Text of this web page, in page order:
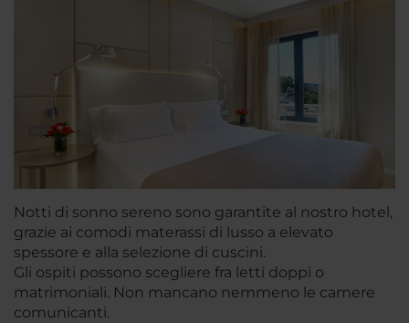
Notti di sonno sereno sono garantite al nostro hotel,
grazie ai comodi materassi di lusso a elevato
spessore e alla selezione di cuscini.
Gli ospiti possono scegliere fra letti doppi o
matrimoniali. Non mancano nemmeno le camere
comunicanti.